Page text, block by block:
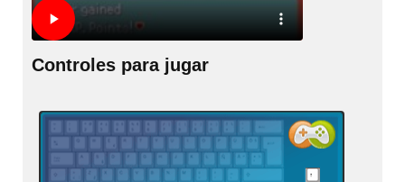
Controles para jugar